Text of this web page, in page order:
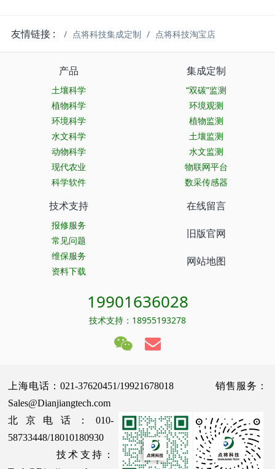
友情链接 : 点将科技集成定制 点将科技淘宝店
产品
土壤科学
植物科学
环境科学
水文科学
动物科学
现代农业
科学软件
集成定制
“双碳”监测
环境观测
植物监测
土壤监测
水文监测
物联网平台
数采传感器
技术支持
报修服务
常见问题
维保服务
资料下载
在线留言
旧版官网
网站地图
19901636028
技术支持：18955193278
上海电话：021-37620451/19921678018 销售服务：
Sales@Dianjiangtech.com
北京电话：010-
58733448/18010180930
技术支持：